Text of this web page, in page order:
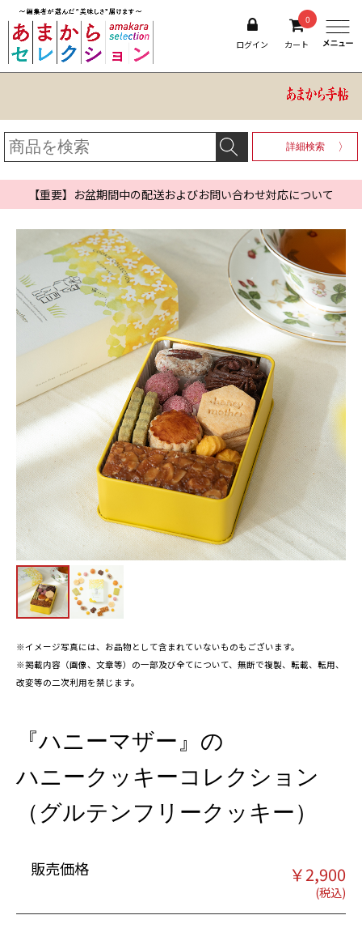
ログイン
0
カート
詳細検索
【重要】お盆期間中の配送およびお問い合わせ対応について
※イメージ写真には、お品物として含まれていないものもございます。
※掲載内容（画像、文章等）の一部及び全てについて、無断で複製、転載、転用、
改変等の二次利用を禁じます。
『ハニーマザー』の
ハニークッキーコレクション
（グルテンフリークッキー）
販売価格 ￥2,900